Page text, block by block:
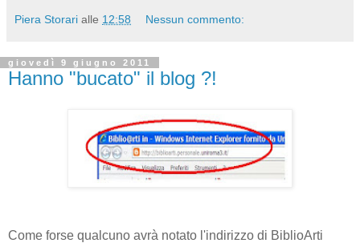
Piera Storari alle 12:58 Nessun commento:
giovedì 9 giugno 2011
Hanno "bucato" il blog ?!
Come forse qualcuno avrà notato l'indirizzo di BiblioArti